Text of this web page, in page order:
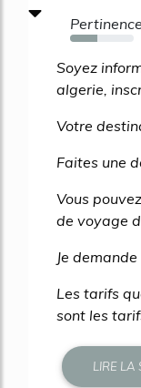
Pertinence
43%
Soyez
algerie,
Votre
Faites une
Vous
de voyage
Je
Les tarifs
sont les
LIRE LA